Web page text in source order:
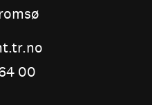
00